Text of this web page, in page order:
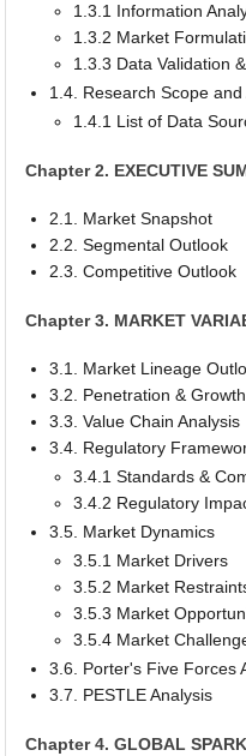
1.3.1 Information
1.3.2 Market
1.3.3 Data Validation
1.4. Research Scope
1.4.1 List of Data
Chapter 2. EXECUTIVE
2.1. Market Snapshot
2.2. Segmental Outlook
2.3. Competitive Outlook
Chapter 3. MARKET
3.1. Market Lineage
3.2. Penetration &
3.3. Value Chain Analysis
3.4. Regulatory
3.4.1 Standards &
3.4.2 Regulatory
3.5. Market Dynamics
3.5.1 Market Drivers
3.5.2 Market
3.5.3 Market
3.5.4 Market
3.6. Porter's Five Forces
3.7. PESTLE Analysis
Chapter 4. GLOBAL